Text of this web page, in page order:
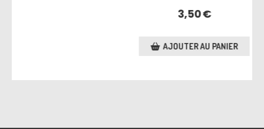
3,50
AJOUTER AU PANIER